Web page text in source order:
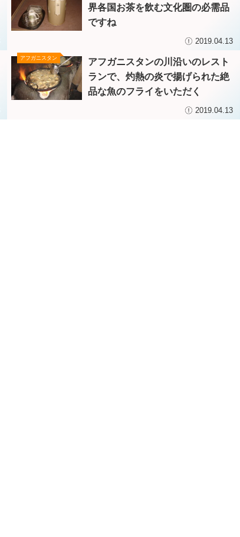
界各国お茶を飲む文化圏の必需品
ですね
2019.04.13
アフガニスタン
アフガニスタンの川沿いのレスト
ランで、灼熱の炎で揚げられた絶
品な魚のフライをいただく
2019.04.13